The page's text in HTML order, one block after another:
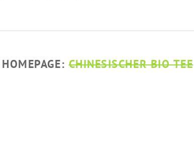
CHINESISCHER BIO TEE